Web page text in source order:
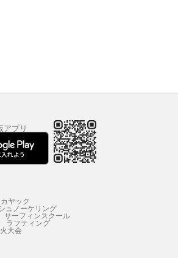
アプリ
ヤック
ュノーケリング
サーフィンスクール
ラフティング
大会